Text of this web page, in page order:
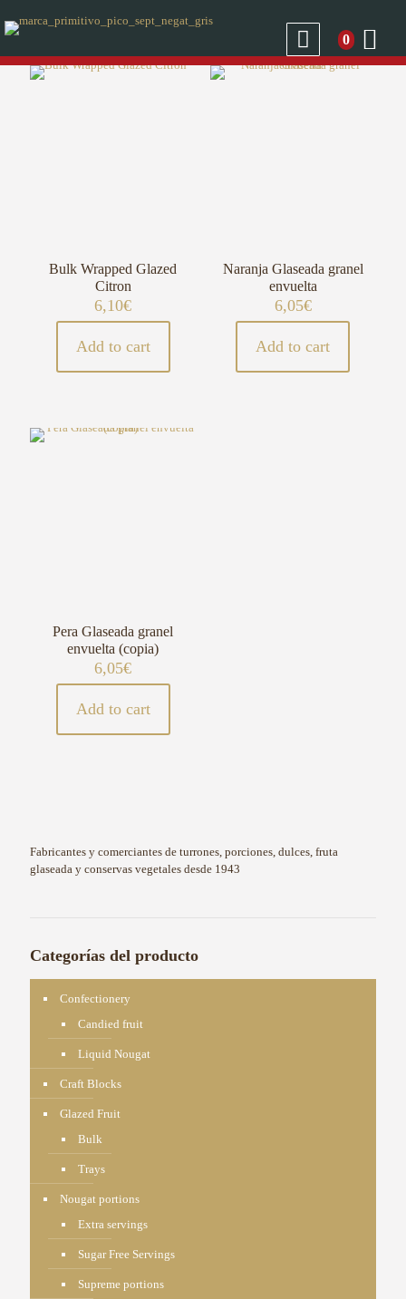
0
Bulk Wrapped Glazed
Citron
6,10€
Add to cart
Naranja Glaseada granel
envuelta
6,05€
Add to cart
Pera Glaseada granel
envuelta (copia)
6,05€
Add to cart
Fabricantes y comerciantes de turrones, porciones, dulces, fruta
glaseada y conservas vegetales desde 1943
Categorías del producto
Confectionery
Candied fruit
Liquid Nougat
Craft Blocks
Glazed Fruit
Bulk
Trays
Nougat portions
Extra servings
Sugar Free Servings
Supreme portions